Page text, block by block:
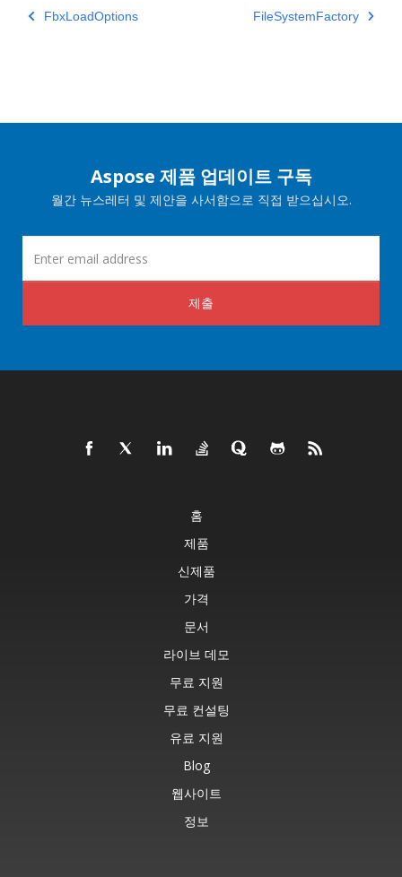
FbxLoadOptions FileSystemFactory
Aspose 제품 업데이트 구독
월간 뉴스레터 및 제안을 사서함으로 직접 받으십시오.
제출
홈
제품
신제품
가격
문서
라이브 데모
무료 지원
무료 컨설팅
유료 지원
Blog
웹사이트
정보